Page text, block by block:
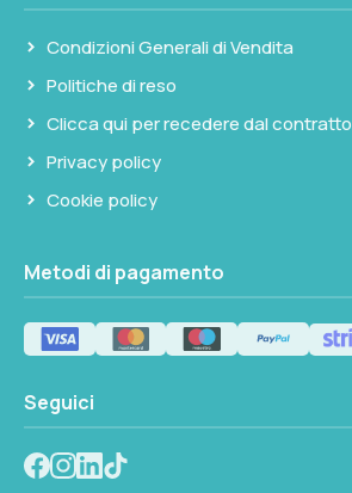
Condizioni Generali di Vendita
Politiche di reso
Clicca qui per recedere dal contratto
Privacy policy
Cookie policy
Metodi di pagamento
Seguici